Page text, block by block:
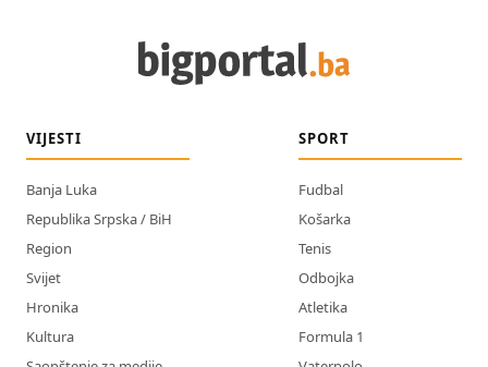
VIJESTI
Banja Luka
Republika Srpska / BiH
Region
Svijet
Hronika
Kultura
SPORT
Fudbal
Košarka
Tenis
Odbojka
Atletika
Formula 1